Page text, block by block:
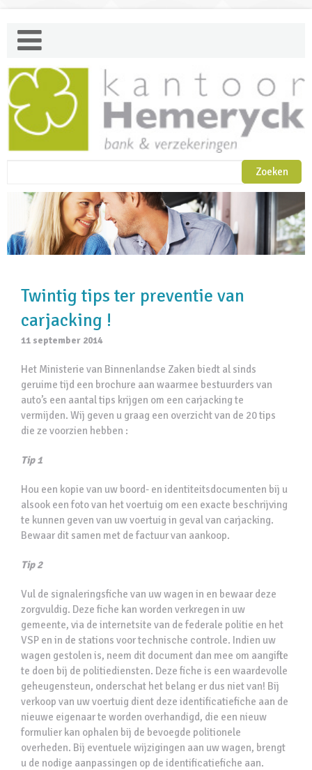
Twintig tips ter preventie van
carjacking !
11 september 2014
Het Ministerie van Binnenlandse Zaken biedt al sinds
geruime tijd een brochure aan waarmee bestuurders van
auto’s een aantal tips krijgen om een carjacking te
vermijden. Wij geven u graag een overzicht van de 20 tips
die ze voorzien hebben :
Tip 1
Hou een kopie van uw boord- en identiteitsdocumenten bij u
alsook een foto van het voertuig om een exacte beschrijving
te kunnen geven van uw voertuig in geval van carjacking.
Bewaar dit samen met de factuur van aankoop.
Tip 2
Vul de signaleringsfiche van uw wagen in en bewaar deze
zorgvuldig. Deze fiche kan worden verkregen in uw
gemeente, via de internetsite van de federale politie en het
VSP en in de stations voor technische controle. Indien uw
wagen gestolen is, neem dit document dan mee om aangifte
te doen bij de politiediensten. Deze fiche is een waardevolle
geheugensteun, onderschat het belang er dus niet van! Bij
verkoop van uw voertuig dient deze identificatiefiche aan de
nieuwe eigenaar te worden overhandigd, die een nieuw
formulier kan ophalen bij de bevoegde politionele
overheden. Bij eventuele wijzigingen aan uw wagen, brengt
u de nodige aanpassingen op de identificatiefiche aan.